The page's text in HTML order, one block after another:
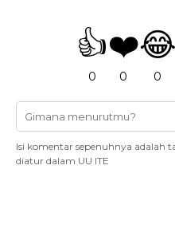
👍
0
❤️
0
😂
0
Isi komentar sepenuhnya adalah
diatur dalam UU ITE